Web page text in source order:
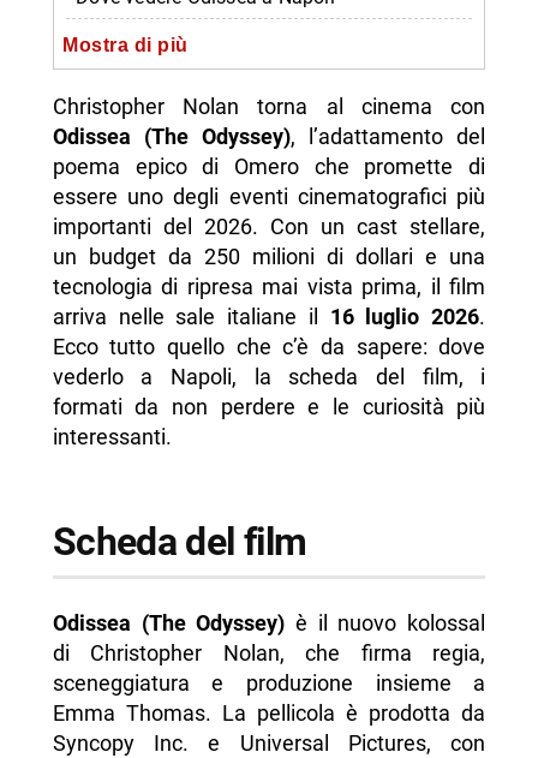
-- Cinema Metropolitan (via Chiaia) — L’unico
70mm del Sud Italia
-- The Space Cinema Napoli (Viale G. del
Mediterraneo)
-- UCI Cinemas
-- Altre sale a Napoli
- Quale formato scegliere
- Curiosità sul film
-- Il film più costoso di Nolan
-- Polifemo era un pupazzo meccanico alto 6
metri
non solo
-- Nolan quasi diresse Troy (2004)
- Domande frequenti su Odissea a Napoli
-- Scopri di più da Napolike.it
Mostra di più
Christopher Nolan torna al cinema con
Odissea (The Odyssey), l’adattamento del
poema epico di Omero che promette di
essere uno degli eventi cinematografici più
importanti del 2026. Con un cast stellare,
un budget da 250 milioni di dollari e una
tecnologia di ripresa mai vista prima, il film
arriva nelle sale italiane il 16 luglio 2026.
Ecco tutto quello che c’è da sapere: dove
vederlo a Napoli, la scheda del film, i
formati da non perdere e le curiosità più
interessanti.
Scheda del film
Odissea (The Odyssey) è il nuovo kolossal
di Christopher Nolan, che firma regia,
sceneggiatura e produzione insieme a
Emma Thomas. La pellicola è prodotta da
Syncopy Inc. e Universal Pictures, con